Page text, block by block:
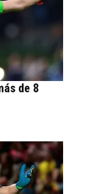
de 8